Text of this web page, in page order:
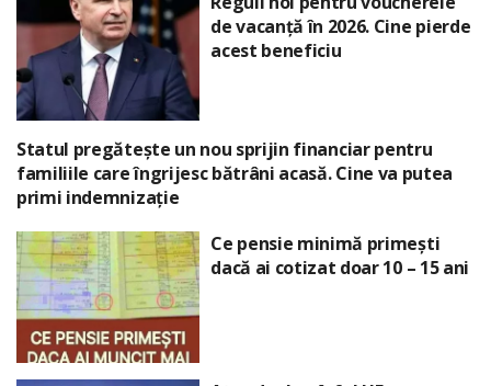
de vacanță în 2026. Cine pierde
acest beneficiu
Statul pregătește un nou sprijin financiar pentru
familiile care îngrijesc bătrâni acasă. Cine va putea
primi indemnizație
Ce pensie minimă primești
dacă ai cotizat doar 10 – 15 ani